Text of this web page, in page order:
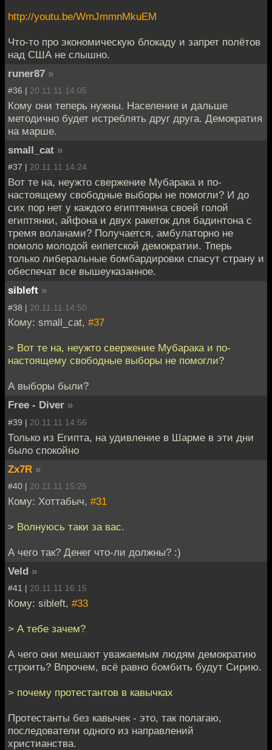
http://youtu.be/WmJmmnMkuEM
Что-то про экономическую блокаду и запрет полётов
над США не слышно.
runer87 »
#36 | 20.11.11 14:05
Кому они теперь нужны. Население и дальше
методично будет истреблять друг друга. Демократия
на марше.
small_cat »
#37 | 20.11.11 14:24
Вот те на, неужто свержение Мубарака и по-
настоящему свободные выборы не помогли? И до
сих пор нет у каждого египтянина своей голой
египтянки, айфона и двух ракеток для бадинтона с
тремя воланами? Получается, амбулаторно не
помоло молодой еипетской демократии. Тперь
только либеральные бомбардировки спасут страну и
обеспечат все вышеуказанное.
sibleft »
#38 | 20.11.11 14:50
Кому: small_cat, #37
> Вот те на, неужто свержение Мубарака и по-
настоящему свободные выборы не помогли?
А выборы были?
Free - Diver »
#39 | 20.11.11 14:56
Только из Египта, на удивление в Шарме в эти дни
было спокойно
Zx7R »
#40 | 20.11.11 15:25
Кому: Хоттабыч, #31
> Волнуюсь таки за вас.
А чего так? Денег что-ли должны? :)
Veld »
#41 | 20.11.11 16:15
Кому: sibleft, #33
> А тебе зачем?
А чего они мешают уважаемым людям демократию
строить? Впрочем, всё равно бомбить будут Сирию.
> почему протестантов в кавычках
Протестанты без кавычек - это, так полагаю,
последователи одного из направлений
христианства.